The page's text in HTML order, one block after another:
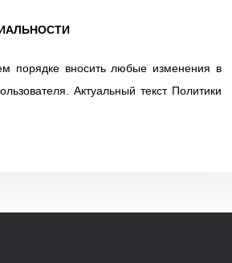
порядке вносить любые изменения в
Актуальный текст Политики